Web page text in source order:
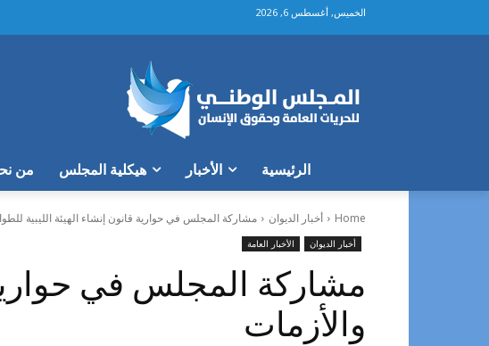
الخميس, أغسطس 6, 2026
الرئيسية الأخبار هيكلية المجلس من
Home أخبار الديوان مشاركة المجلس في حوارية قانون إنشاء الهيئة الليبية
أخبار الديوان الأخبار العامة
مشاركة المجلس في حوارية
والأزمات